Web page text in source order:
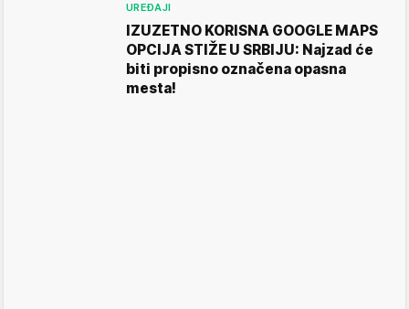
UREĐAJI
IZUZETNO KORISNA GOOGLE MAPS
OPCIJA STIŽE U SRBIJU: Najzad će
biti propisno označena opasna
mesta!